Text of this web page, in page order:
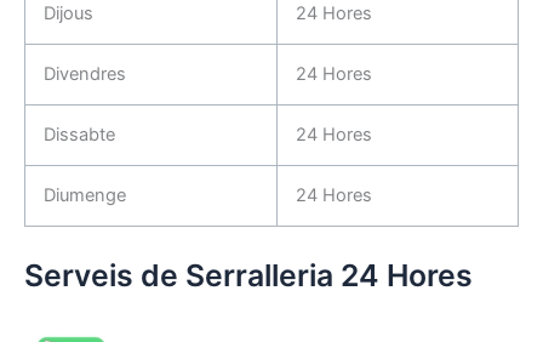
Dijous 24 Hores
Divendres 24 Hores
Dissabte 24 Hores
Diumenge 24 Hores
Serveis de Serralleria 24 Hores